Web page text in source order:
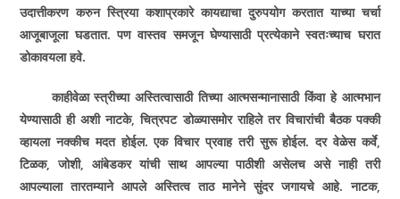
उदात्तीकरण करुन स्त्रिया कशाप्रकारे कायद्याचा दुरुपयोग करतात याच्या चर्चा
आजूबाजूला घडतात. पण वास्तव समजून घेण्यासाठी प्रत्येकाने स्वतःच्याच घरात
डोकावयला हवे.
काहीवेळा स्त्रीच्या अस्तित्वासाठी तिच्या आत्मसन्मानासाठी किंवा हे आत्मभान
येण्यासाठी ही अशी नाटके, चित्रपट डोळ्यासमोर राहिले तर विचारांची बैठक पक्की
व्हायला नक्कीच मदत होईल. एक विचार प्रवाह तरी सुरू होईल. दर वेळेस कर्वे,
टिळक, जोशी, आंबेडकर यांची साथ आपल्या पाठीशी असेलच असे नाही तरी
आपल्याला तारतम्याने आपले अस्तित्व ताठ मानेने सुंदर जगायचे आहे. नाटक,